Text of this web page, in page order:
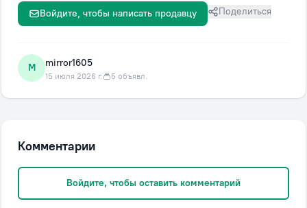
Поделиться
Войдите, чтобы написать продавцу
M mirror1605
15 июля 2026 г. 5 объявл.
Комментарии
Войдите, чтобы оставить комментарий